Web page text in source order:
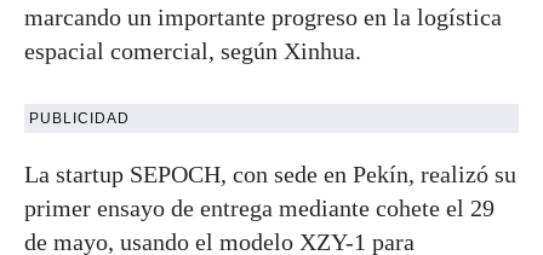
marcando un importante progreso en la logística
espacial comercial, según Xinhua.
PUBLICIDAD
La startup SEPOCH, con sede en Pekín, realizó su
primer ensayo de entrega mediante cohete el 29
de mayo, usando el modelo XZY-1 para